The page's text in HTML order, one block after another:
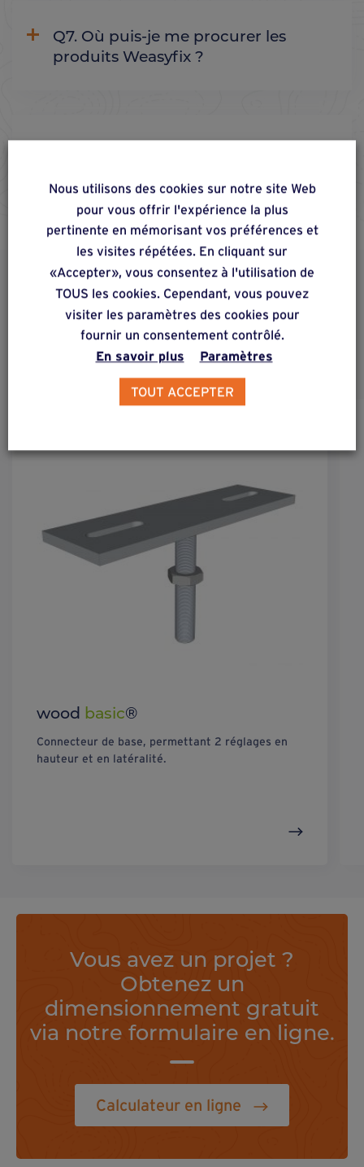
Q7. Où puis-je me procurer les
produits Weasyfix ?
DÉCOUVREZ AUSSI
Produits alternatifs &
complémentaires
wood basic®
Connecteur de base, permettant 2 réglages en
hauteur et en latéralité.
Vous avez un projet ?
Obtenez un
dimensionnement gratuit
via notre formulaire en ligne.
Calculateur en ligne
Nous utilisons des cookies sur notre site Web
pour vous offrir l'expérience la plus
pertinente en mémorisant vos préférences et
les visites répétées. En cliquant sur
«Accepter», vous consentez à l'utilisation de
TOUS les cookies. Cependant, vous pouvez
visiter les paramètres des cookies pour
fournir un consentement contrôlé.
En savoir plus
Paramètres
TOUT ACCEPTER